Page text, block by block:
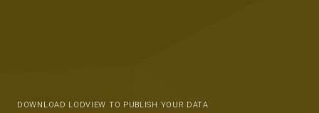
DOWNLOAD LODVIEW TO PUBLISH YOUR DATA